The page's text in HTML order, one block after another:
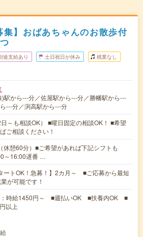
集】おばあちゃんのお散歩付
途支給あり 土日祝日が休み 残業なし
)駅から---分／佐屋駅から---分／勝幡駅から---
---分／渕高駅から---分
～も相談OK） ■曜日固定の相談OK！ ■希望
ご相談ください！
休憩60分）■ご希望があれば下記シフトも
～16:00遅番 …
ートOK！急募！】2カ月～ ■ご応募から最短
が可能です！
：時給1450円～ ■週払いOK ■扶養内OK ■
以上